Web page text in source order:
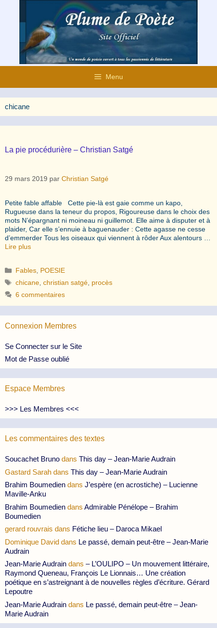
contenu
Menu
chicane
La pie procédurière – Christian Satgé
29 mars 2019 par Christian Satgé
Petite fable affable Cette pie-là est gaie comme un kapo,
Rugueuse dans la teneur du propos, Rigoureuse dans le choix des
mots N’épargnant ni moineau ni guillemot. Elle aime à disputer et à
plaider, Car elle s’ennuie à baguenauder : Cette agasse ne cesse
d’emmerder Tous les oiseaux qui viennent à rôder Aux alentours …
Lire plus
Catégories
Fables POESIE
Étiquettes
chicane ,christian satgé procès
6 commentaires
Connexion Membres
Se Connecter sur le Site
Mot de Passe oublié
Espace Membres
>>> Les Membres <<<
Les commentaires des textes
Soucachet Bruno dans This day – Jean-Marie Audrain
Gastard Sarah dans This day – Jean-Marie Audrain
Brahim Boumedien dans J’espère (en acrostiche) – Lucienne
Maville-Anku
Brahim Boumedien dans Admirable Pénélope – Brahim
Boumedien
gerard rouvrais dans Fétiche lieu – Daroca Mikael
Dominique David dans Le passé, demain peut-être – Jean-Marie
Audrain
Jean-Marie Audrain dans – L’OULIPO – Un mouvement littéraire,
Raymond Queneau, François Le Lionnais… Une création
poétique en s’astreignant à de nouvelles règles d’écriture. Gérard
Lepoutre
Jean-Marie Audrain dans Le passé, demain peut-être – Jean-
Marie Audrain